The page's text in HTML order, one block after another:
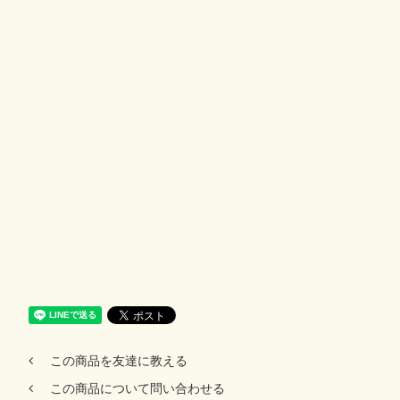
この商品を友達に教える
この商品について問い合わせる